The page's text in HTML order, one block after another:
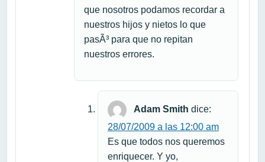
que nosotros podamos recordar a
nuestros hijos y nietos lo que
pasÃ³ para que no repitan
nuestros errores.
Adam Smith dice:
28/07/2009 a las 12:00 am
Es que todos nos queremos
enriquecer. Y yo,